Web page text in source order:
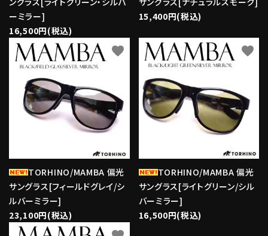
ーミラー]
16,500円(税込)
15,400円(税込)
TORHINO/MAMBA 偏光
サングラス[フィールドグレイ/シ
ルバーミラー]
23,100円(税込)
favorite
TORHINO/MAMBA 偏光
サングラス[ライトグリーン/シル
バーミラー]
16,500円(税込)
favorite